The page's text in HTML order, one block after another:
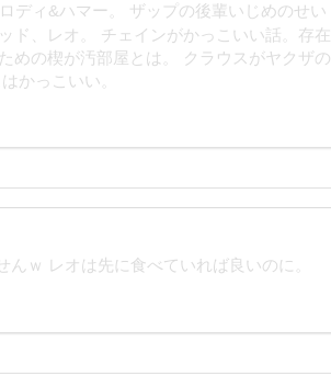
ディ&ハマー。 ザップの後輩いじめのせい
ド、レオ。 チェインがかっこいい話。存在
めの楔が汚部屋とは。 クラウスがヤクザの
かっこいい。
ｗ レオは先に食べていれば良いのに。